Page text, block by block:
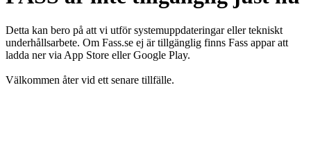
Detta kan bero på att vi utför systemuppdateringar eller tekniskt
underhållsarbete. Om Fass.se ej är tillgänglig finns Fass appar att
ladda ner via App Store eller Google Play.
Välkommen åter vid ett senare tillfälle.